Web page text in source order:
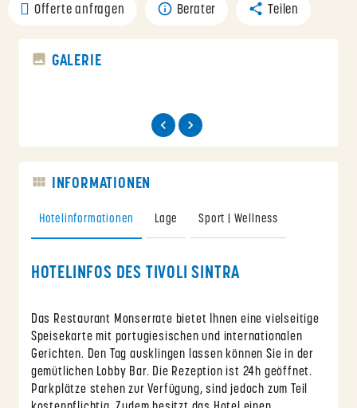
Offerte anfragen Berater Teilen
GALERIE
INFORMATIONEN
Hotelinformationen Lage Sport | Wellness
HOTELINFOS DES TIVOLI SINTRA
Das Restaurant Monserrate bietet Ihnen eine vielseitige
Speisekarte mit portugiesischen und internationalen
Gerichten. Den Tag ausklingen lassen können Sie in der
gemütlichen Lobby Bar. Die Rezeption ist 24h geöffnet.
Parkplätze stehen zur Verfügung, sind jedoch zum Teil